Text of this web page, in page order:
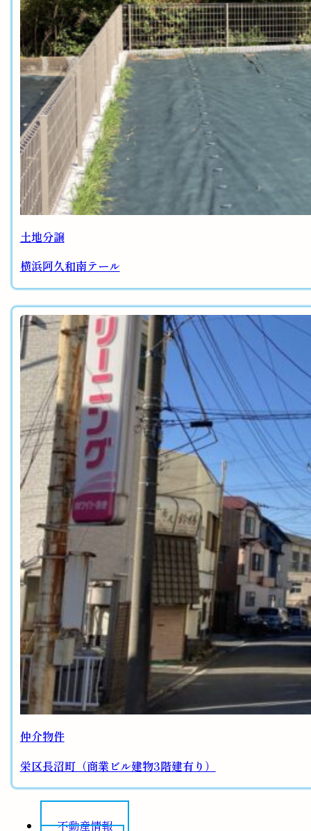
土地分譲
横浜阿久和南テール
仲介物件
栄区長沼町（商業ビル建物3階建有り）
不動産情報